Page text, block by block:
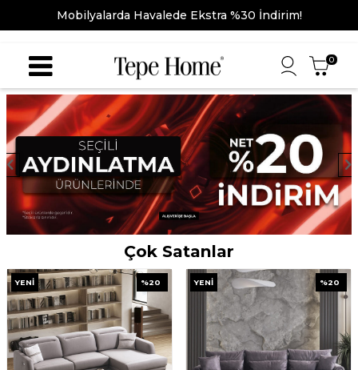
Mobilyalarda Havalede Ekstra %30 İndirim!
0
Çok Satanlar
%20
YENI %20
YENI